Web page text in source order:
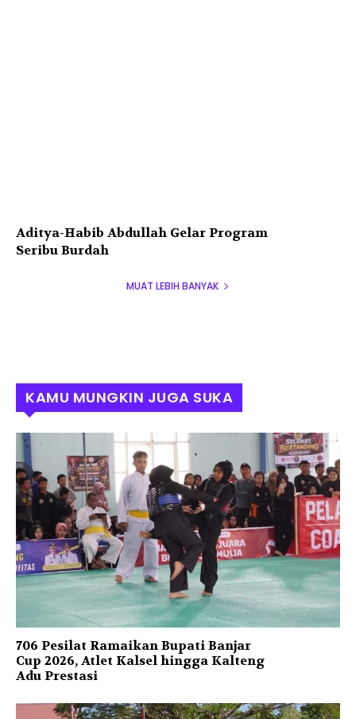
Aditya-Habib Abdullah Gelar Program
Seribu Burdah
MUAT LEBIH BANYAK
KAMU MUNGKIN JUGA SUKA
706 Pesilat Ramaikan Bupati Banjar
Cup 2026, Atlet Kalsel hingga Kalteng
Adu Prestasi